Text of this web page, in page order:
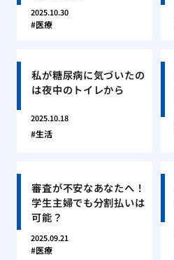
2025.10.30
医療
私が糖尿病に気づいたの
は夜中のトイレから
2025.10.18
生活
審査が不安なあなたへ！
学生主婦でも分割払いは
可能？
2025.09.21
医療